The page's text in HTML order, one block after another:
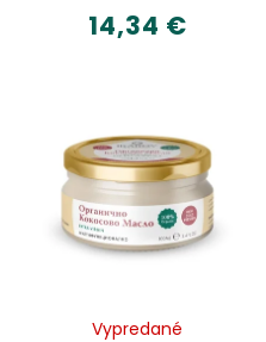
14,34 €
Vypredané